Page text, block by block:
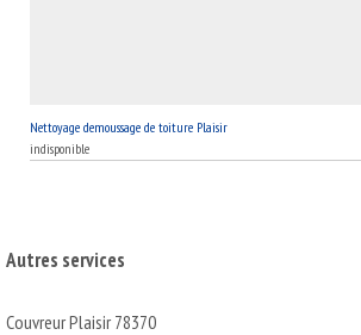
Nettoyage demoussage de toiture Plaisir
indisponible
Autres services
Couvreur Plaisir 78370